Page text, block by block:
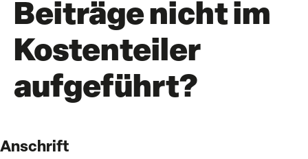
Beiträge nicht im
Kostenteiler
aufgeführt?
Anschrift